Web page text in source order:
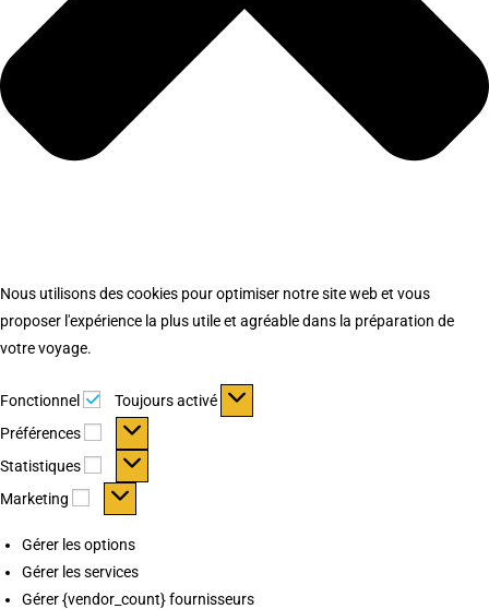
Nous utilisons des cookies pour optimiser notre site web et vous
proposer l'expérience la plus utile et agréable dans la préparation de
votre voyage.
Fonctionnel Fonctionnel
Toujours activé
Préférences
Préférences
Statistiques Statistiques
Marketing Marketing
Gérer les options
Gérer les services
Gérer {vendor_count} fournisseurs